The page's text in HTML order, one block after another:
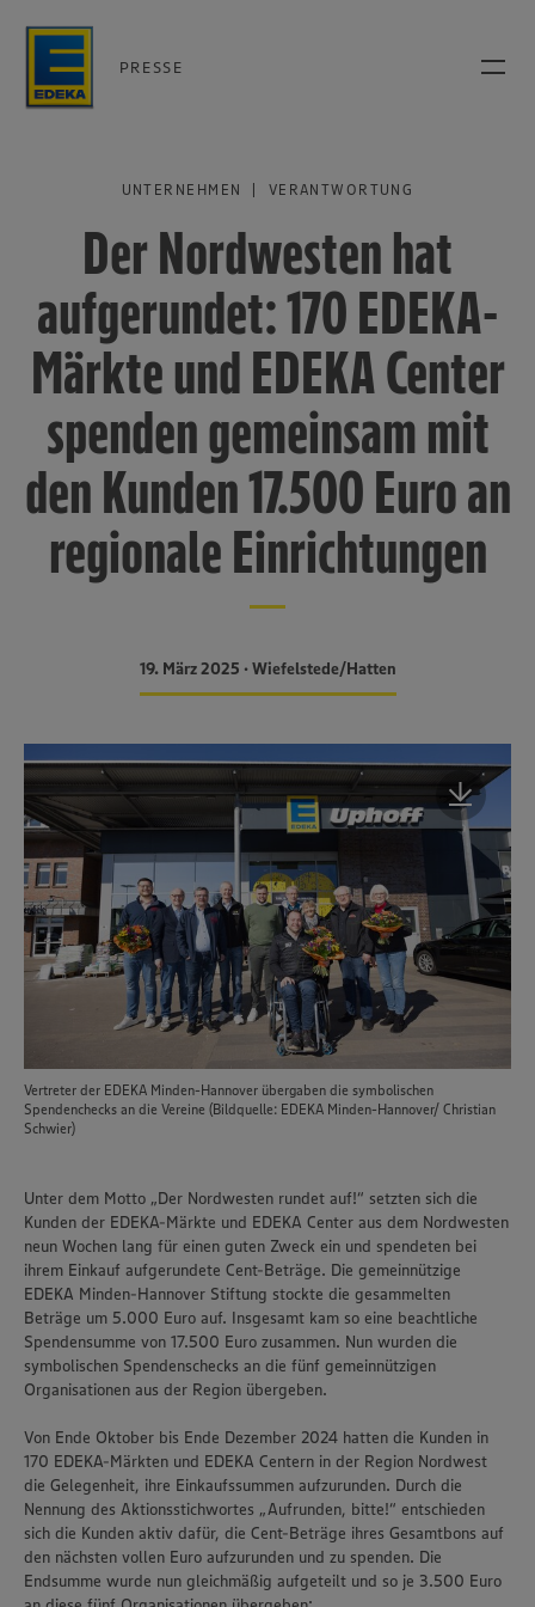
PRESSE
UNTERNEHMEN | VERANTWORTUNG
Der Nordwesten hat
aufgerundet: 170 EDEKA-
Märkte und EDEKA Center
spenden gemeinsam mit
den Kunden 17.500 Euro an
regionale Einrichtungen
19. März 2025 • Wiefelstede/Hatten
Vertreter der EDEKA Minden-Hannover übergaben die symbolischen
Spendenchecks an die Vereine (Bildquelle: EDEKA Minden-Hannover/ Christian
Schwier)
Unter dem Motto „Der Nordwesten rundet auf!“ setzten sich die
Kunden der EDEKA-Märkte und EDEKA Center aus dem Nordwesten
neun Wochen lang für einen guten Zweck ein und spendeten bei
ihrem Einkauf aufgerundete Cent-Beträge. Die gemeinnützige
EDEKA Minden-Hannover Stiftung stockte die gesammelten
Beträge um 5.000 Euro auf. Insgesamt kam so eine beachtliche
Spendensumme von 17.500 Euro zusammen. Nun wurden die
symbolischen Spendenschecks an die fünf gemeinnützigen
Organisationen aus der Region übergeben.
Von Ende Oktober bis Ende Dezember 2024 hatten die Kunden in
170 EDEKA-Märkten und EDEKA Centern in der Region Nordwest
die Gelegenheit, ihre Einkaufssummen aufzurunden. Durch die
Nennung des Aktionsstichwortes „Aufrunden, bitte!“ entschieden
sich die Kunden aktiv dafür, die Cent-Beträge ihres Gesamtbons auf
den nächsten vollen Euro aufzurunden und zu spenden. Die
Endsumme wurde nun gleichmäßig aufgeteilt und so je 3.500 Euro